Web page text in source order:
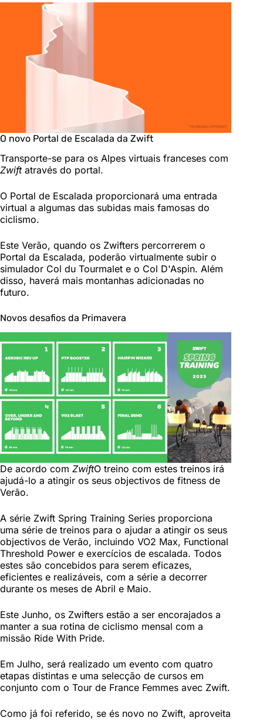
O novo Portal de Escalada da Zwift
Transporte-se para os Alpes virtuais franceses com
Zwiftatravés do portal.
O Portal de Escalada proporcionará uma entrada
virtual a algumas das subidas mais famosas do
ciclismo.
Este Verão, quando os Zwifters percorrerem o
Portal da Escalada, poderão virtualmente subir o
simulador Col du Tourmalet e o Col D'Aspin. Além
disso, haverá mais montanhas adicionadas no
futuro.
Novos desafios da Primavera
De acordo com ZwiftO treino com estes treinos irá
ajudá-lo a atingir os seus objectivos de fitness de
Verão.
A série Zwift Spring Training Series proporciona
uma série de treinos para o ajudar a atingir os seus
objectivos de Verão, incluindo VO2 Max, Functional
Threshold Power e exercícios de escalada. Todos
estes são concebidos para serem eficazes,
eficientes e realizáveis, com a série a decorrer
durante os meses de Abril e Maio.
Este Junho, os Zwifters estão a ser encorajados a
manter a sua rotina de ciclismo mensal com a
missão Ride With Pride.
Em Julho, será realizado um evento com quatro
etapas distintas e uma selecção de cursos em
conjunto com o Tour de France Femmes avec Zwift.
Como já foi referido, se és novo no Zwift, aproveita